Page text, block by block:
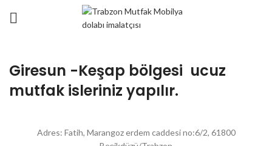
Giresun -Keşap bölgesi ucuz
mutfak isleriniz yapılır.
Adres: Fatih, Marangoz erdem caddesi no:6/2, 61800